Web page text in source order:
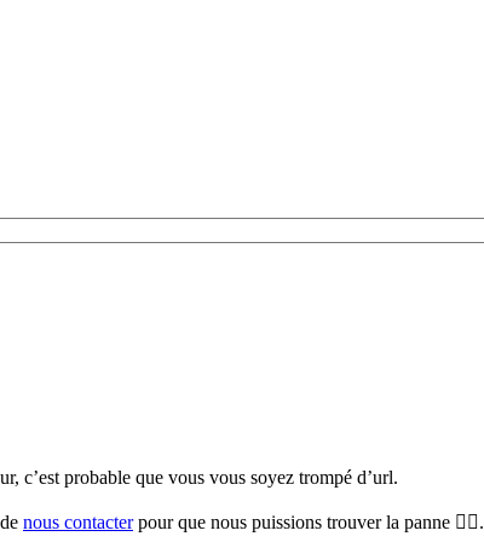
c’est probable que vous vous soyez trompé d’url.
nous contacterpour que nous puissions trouver la panne 🕵️‍♀️.